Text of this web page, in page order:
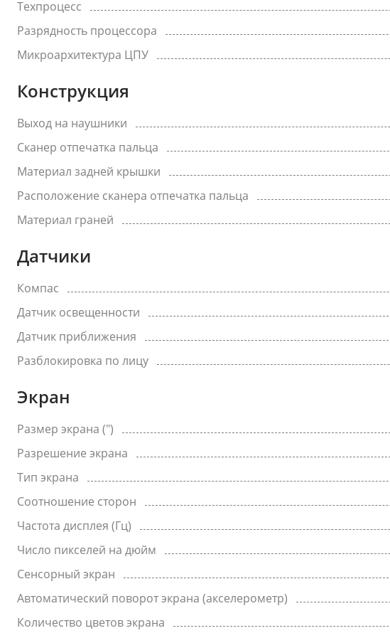
Техпроцесс
Разрядность процессора
Микроархитектура ЦПУ
Конструкция
Выход на наушники
Сканер отпечатка пальца
Материал задней крышки
Расположение сканера отпечатка пальца
Материал граней
Датчики
Компас
Датчик освещенности
Датчик приближения
Разблокировка по лицу
Экран
Размер экрана (")
Разрешение экрана
Тип экрана
Соотношение сторон
Частота дисплея (Гц)
Число пикселей на дюйм
Сенсорный экран
Автоматический поворот экрана (акселерометр)
Количество цветов экрана